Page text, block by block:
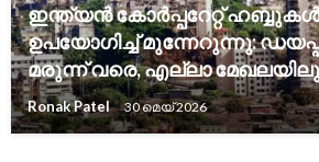
ഇന്ത്യൻ കോർപ്പറേറ്റ് ഹബ്ബുകൾ
ഉപയോഗിച്ച് മുന്നേറുന്നു:
മരുന്ന് വരെ, എല്ലാ
Ronak Patel 30 മെയ്‌ 2026